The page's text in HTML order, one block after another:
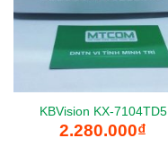
KBVision KX-7104TD5
2.280.000₫